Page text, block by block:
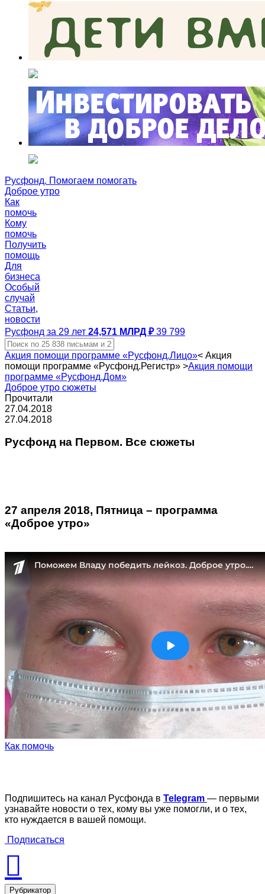
Русфонд. Помогаем помогать
Доброе утро
Как
помочь
Кому
помочь
Получить
помощь
Для
бизнеса
Особый
случай
Статьи,
новости
Русфонд за 29 лет 24,571 МЛРД ₽ 39 799
Акция помощи программе «Русфонд.Лицо»< Акция
помощи программе «Русфонд.Регистр» >Акция помощи
программе «Русфонд.Дом»
Доброе утро сюжеты
Прочитали
27.04.2018
27.04.2018
Русфонд на Первом. Все сюжеты
27 апреля 2018, Пятница – программа
«Доброе утро»
Как помочь
Подпишитесь на канал Русфонда в Telegram — первыми
узнавайте новости о тех, кому вы уже помогли, и о тех,
кто нуждается в вашей помощи.
Подписаться
Рубрикатор